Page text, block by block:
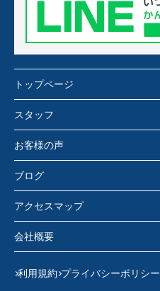
トップページ
スタッフ
お客様の声
ブログ
アクセスマップ
会社概要
利用規約 プライバシーポリシー